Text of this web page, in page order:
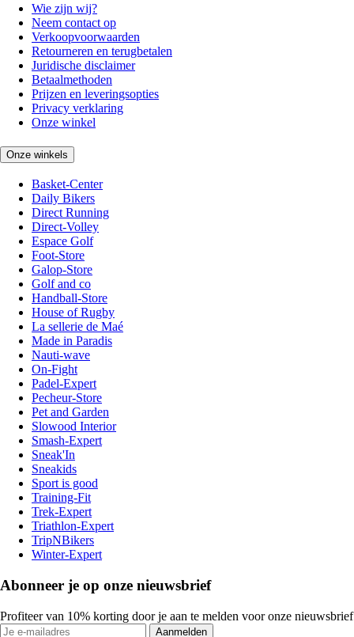
Wie zijn wij?
Neem contact op
Verkoopvoorwaarden
Retourneren en terugbetalen
Juridische disclaimer
Betaalmethoden
Prijzen en leveringsopties
Privacy verklaring
Onze winkel
Onze winkels
Basket-Center
Daily Bikers
Direct Running
Direct-Volley
Espace Golf
Foot-Store
Galop-Store
Golf and co
Handball-Store
House of Rugby
La sellerie de Maé
Made in Paradis
Nauti-wave
On-Fight
Padel-Expert
Pecheur-Store
Pet and Garden
Slowood Interior
Smash-Expert
Sneak'In
Sneakids
Sport is good
Training-Fit
Trek-Expert
Triathlon-Expert
TripNBikers
Winter-Expert
Abonneer je op onze nieuwsbrief
Profiteer van 10% korting door je aan te melden voor onze nieuwsbrief
Aanmelden